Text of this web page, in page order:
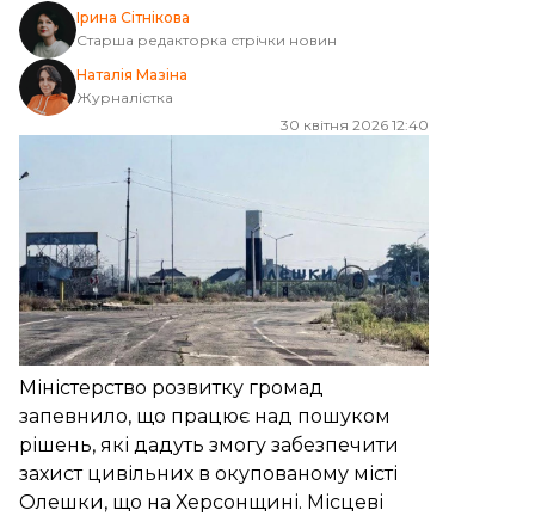
Ірина Сітнікова
Старша редакторка стрічки новин
Наталія Мазіна
Журналістка
30 квітня 2026 12:40
Міністерство розвитку громад
запевнило, що працює над пошуком
рішень, які дадуть змогу забезпечити
захист цивільних в окупованому місті
Олешки, що на Херсонщині. Місцеві